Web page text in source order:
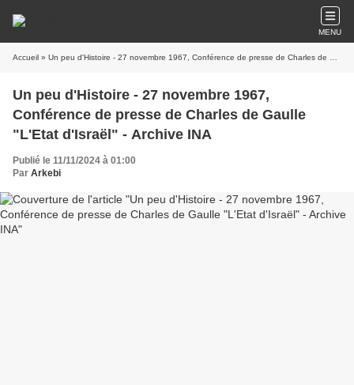
MENU
Accueil » Un peu d'Histoire - 27 novembre 1967, Conférence de presse de Charles de Gaulle "L'Etat d'Israël" - Archive INA
Un peu d'Histoire - 27 novembre 1967,
Conférence de presse de Charles de Gaulle
"L'Etat d'Israël" - Archive INA
Publié le 11/11/2024 à 01:00
Par Arkebi